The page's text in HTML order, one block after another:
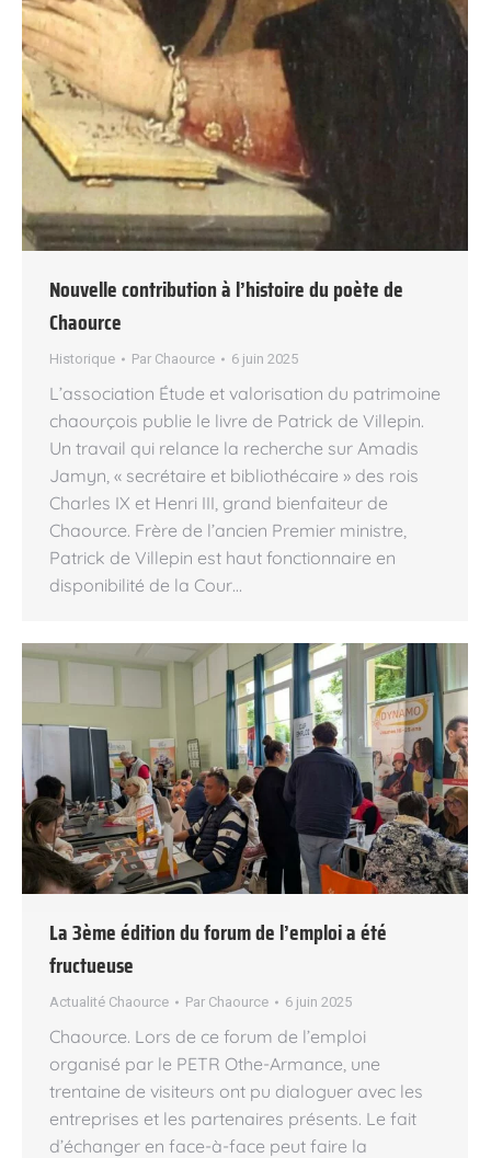
Nouvelle contribution à l’histoire du poète de
Chaource
Historique Par Chaource 6 juin 2025
L’association Étude et valorisation du patrimoine
chaourçois publie le livre de Patrick de Villepin.
Un travail qui relance la recherche sur Amadis
Jamyn, « secrétaire et bibliothécaire » des rois
Charles IX et Henri III, grand bienfaiteur de
Chaource. Frère de l’ancien Premier ministre,
Patrick de Villepin est haut fonctionnaire en
disponibilité de la Cour…
La 3ème édition du forum de l’emploi a été
fructueuse
Actualité Chaource Par Chaource 6 juin 2025
Chaource. Lors de ce forum de l’emploi
organisé par le PETR Othe-Armance, une
trentaine de visiteurs ont pu dialoguer avec les
entreprises et les partenaires présents. Le fait
d’échanger en face-à-face peut faire la